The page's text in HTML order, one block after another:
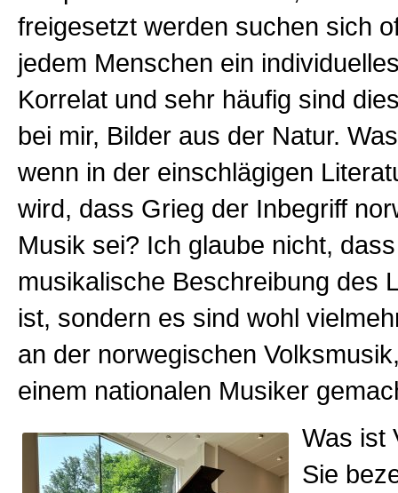
freigesetzt werden suchen sich
jedem Menschen ein
Korrelat und sehr häufig sind
bei mir, Bilder aus der Natur.
wenn in der einschlägigen
wird, dass Grieg der Inbegriff
Musik sei? Ich glaube nicht,
musikalische Beschreibung des
ist, sondern es sind wohl
an der norwegischen
einem nationalen Musiker
Was ist
Sie